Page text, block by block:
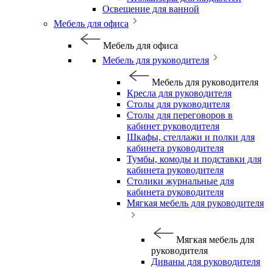
Освещение для ванной
Мебель для офиса
Мебель для офиса
Мебель для руководителя
Мебель для руководителя
Кресла для руководителя
Столы для руководителя
Столы для переговоров в
кабинет руководителя
Шкафы, стеллажи и полки для
кабинета руководителя
Тумбы, комоды и подставки для
кабинета руководителя
Столики журнальные для
кабинета руководителя
Мягкая мебель для руководителя
Мягкая мебель для
руководителя
Диваны для руководителя